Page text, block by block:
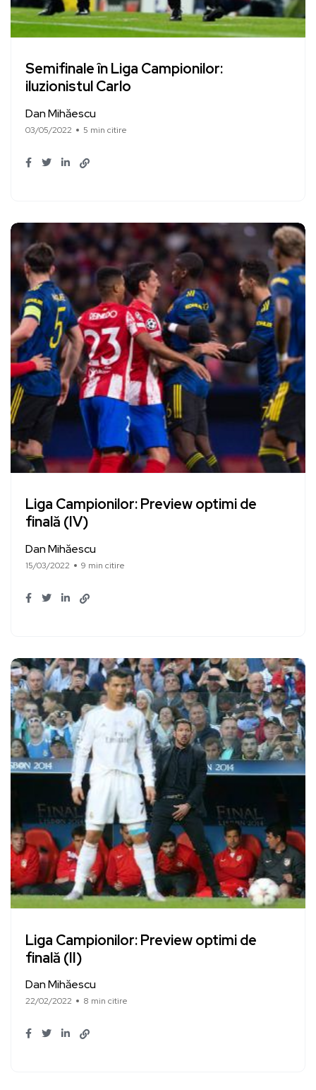
Semifinale în Liga Campionilor:
iluzionistul Carlo
Dan Mihăescu
03/05/2022 5 min citire
Liga Campionilor: Preview optimi de
finală (IV)
Dan Mihăescu
15/03/2022 9 min citire
Liga Campionilor: Preview optimi de
finală (II)
Dan Mihăescu
22/02/2022 8 min citire